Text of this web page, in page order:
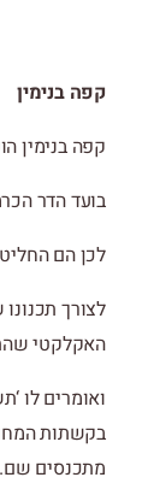
קפה בנימין
קפה בנימין הוקם בשנת 1926
בועד הדר
לכן הם
לצורך
האקלקטי
ואומרים לו
בקשתות
מתכנסים שם.